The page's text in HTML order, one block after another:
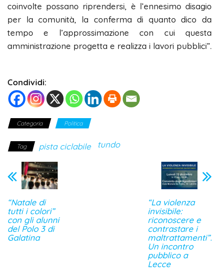
coinvolte possano riprendersi, è l’ennesimo disagio
per la comunità, la conferma di quanto dico da
tempo e l’approssimazione con cui questa
amministrazione progetta e realizza i lavori pubblici”.
Condividi:
Categoria Politica
Tag pista ciclabile tundo
“Natale di
tutti i colori”
con gli alunni
del Polo 3 di
Galatina
“La violenza
invisibile:
riconoscere e
contrastare i
maltrattamenti”.
Un incontro
pubblico a
Lecce